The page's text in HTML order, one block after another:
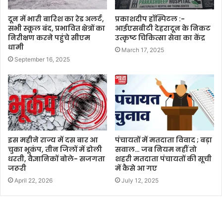
दून में भारी बारिश का रेड अलर्ट,
सभी स्कूल बंद, प्रभावित क्षेत्रों का
निरीक्षण करने पहुंचे सीएम
धामी
September 16, 2025
प्रकाशदीप हॉस्पिटल :-
आईएसबीटी देहरादून के निकट
उत्कृष्ट चिकित्सा सेवा का केंद्र
March 17, 2025
इस महीने राज्य में दस बार आ
चुका भूकंप, तीन जिलों में डाेली
धरती, वैज्ञानिकों बोले- सजगता
जरूरी
April 22, 2026
पंचायतों में मतदाता विवाद ; बड़ा
सवाल… जब नियम नहीं तो
शहरी मतदाता पंचायतों की सूची
में कैसे आ गए
July 12, 2025